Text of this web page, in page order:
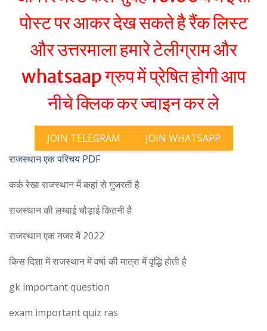
पोस्ट पर आकर देख सकते है रैंक लिस्ट
और उत्तरमाला हमारे टेलीग्राम और
whatsaap ग्रुप में प्रेषित होगी आप
नीचे क्लिक कर ज्वाइन कर ले
JOIN TELEGRAM
JOIN WHATSAPP
राजस्थान एक परिचय PDF
कर्क रेखा राजस्थान में कहां से गुजरती है
राजस्थान की लम्बाई चौड़ाई कितनी है
राजस्थान एक नजर में 2022
किस दिशा में राजस्थान में वर्षा की मात्रा में वृद्धि होती है
gk important question
exam important quiz ras